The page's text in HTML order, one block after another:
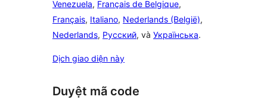
Venezuela, Français de Belgique,
Français, Italiano, Nederlands (België),
Nederlands, Русский, và Українська.
Dịch giao diện này
Duyệt mã code